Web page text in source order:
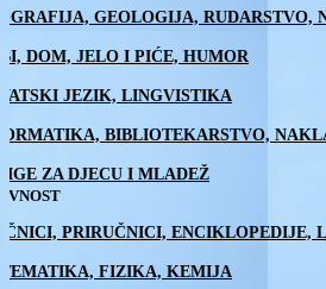
GEOLOGIJA, RUDARSTVO,
DOM, JELO I PIĆE, HUMOR
JEZIK, LINGVISTIKA
BIBLIOTEKARSTVO,
ZA DJECU I MLADEŽ
PRIRUČNICI, ENCIKLOPEDIJE,
FIZIKA, KEMIJA